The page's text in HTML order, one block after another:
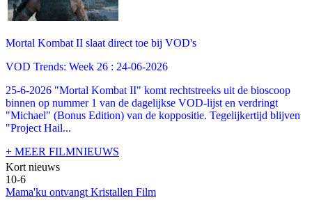
Mortal Kombat II slaat direct toe bij VOD's
VOD Trends: Week 26 : 24-06-2026
25-6-2026 "Mortal Kombat II" komt rechtstreeks uit de bioscoop
binnen op nummer 1 van de dagelijkse VOD-lijst en verdringt
"Michael" (Bonus Edition) van de koppositie. Tegelijkertijd blijven
"Project Hail...
+ MEER FILMNIEUWS
Kort nieuws
10-6
Mama'ku ontvangt Kristallen Film